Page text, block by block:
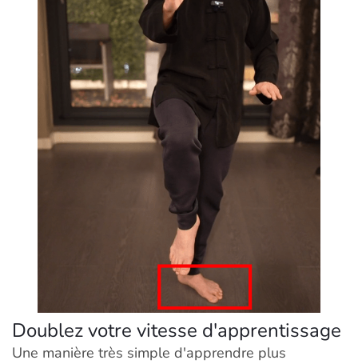
Doublez votre vitesse d'apprentissage
Une manière très simple d'apprendre plus